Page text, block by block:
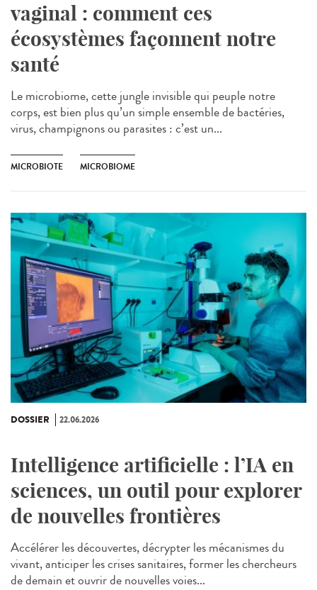
vaginal : comment ces
écosystèmes façonnent notre
santé
Le microbiome, cette jungle invisible qui peuple notre
corps, est bien plus qu’un simple ensemble de bactéries,
virus, champignons ou parasites : c’est un...
MICROBIOTE MICROBIOME
DOSSIER 22.06.2026
Intelligence artificielle : l’IA en
sciences, un outil pour explorer
de nouvelles frontières
Accélérer les découvertes, décrypter les mécanismes du
vivant, anticiper les crises sanitaires, former les chercheurs
de demain et ouvrir de nouvelles voies...